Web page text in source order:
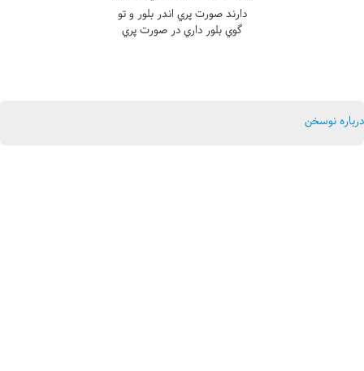
دارند صورت پري اندر بلور و تو
گوي بلور داري در صورت پري
درباره نوسخن